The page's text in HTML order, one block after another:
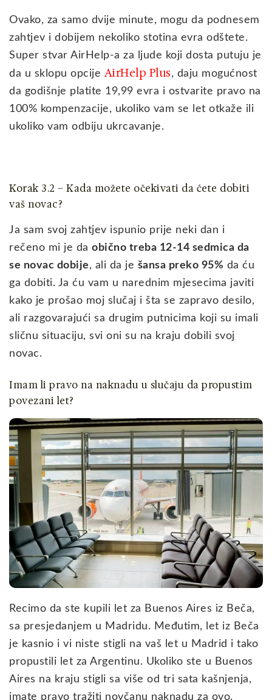
Ovako, za samo dvije minute, mogu da podnesem
zahtjev i dobijem nekoliko stotina evra odštete.
Super stvar AirHelp-a za ljude koji dosta putuju je
da u sklopu opcijeAirHelp Plus, daju mogućnost
da godišnje platite 19,99 evra i ostvarite pravo na
100% kompenzacije, ukoliko vam se let otkaže ili
ukoliko vam odbiju ukrcavanje.
Korak 3.2 – Kada možete očekivati da ćete dobiti
vaš novac?
Ja sam svoj zahtjev ispunio prije neki dan i
rečeno mi je da obično treba 12-14 sedmica da
se novac dobije, ali da je šansa preko 95% da ću
ga dobiti. Ja ću vam u narednim mjesecima javiti
kako je prošao moj slučaj i šta se zapravo desilo,
ali razgovarajući sa drugim putnicima koji su imali
sličnu situaciju, svi oni su na kraju dobili svoj
novac.
Imam li pravo na naknadu u slučaju da propustim
povezani let?
Recimo da ste kupili let za Buenos Aires iz Beča,
sa presjedanjem u Madridu. Međutim, let iz Beča
je kasnio i vi niste stigli na vaš let u Madrid i tako
propustili let za Argentinu. Ukoliko ste u Buenos
Aires na kraju stigli sa više od tri sata kašnjenja,
imate pravo tražiti novčanu naknadu za ovo.